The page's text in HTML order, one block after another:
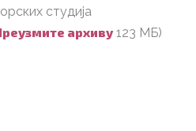
студија
архиву123 МБ)